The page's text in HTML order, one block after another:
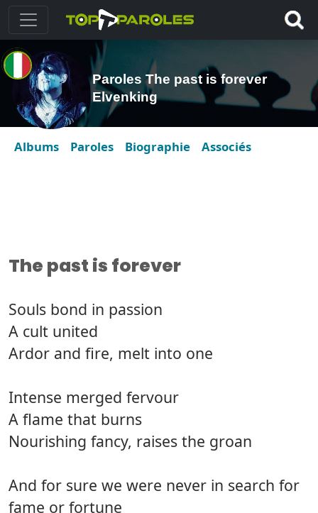
Paroles The past is forever
Elvenking
Albums Paroles Biographie Associés
The past is forever
Souls bond in passion
A cult united
Ardor and fire, melt into one
Intense merged fervour
A flame that burns
Nourishing fancy, raises the groan
And for sure we were never in search for
fame or fortune